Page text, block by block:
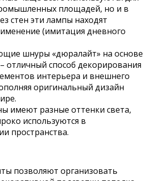
площадей, но и в
стен эти лампы находят
(имитация дневного
шнуры «дюралайт» на основе
отличный способ декорирования
интерьера и внешнего
оригинальный дизайн
имеют разные оттенки света,
используются в
пространства.
позволяют организовать